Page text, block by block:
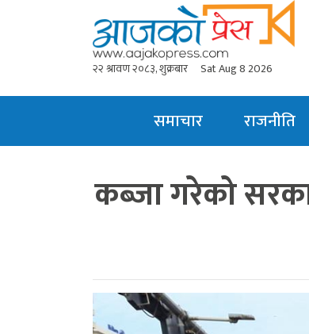
२२ श्रावण २०८३, शुक्रबार Sat Aug 8 2026
समाचार राजनीति
कब्जा गरेको